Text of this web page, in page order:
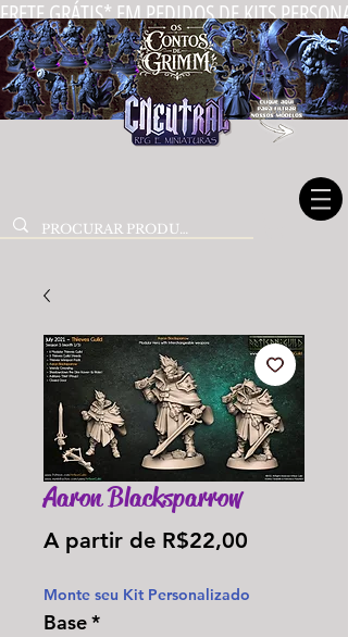
FRETE GRÁTIS* EM PEDIDOS DE KITS
Aaron Blacksparrow
A partir de R$22,00
Monte seu Kit Personalizado
Base*